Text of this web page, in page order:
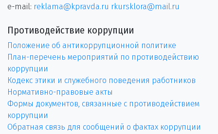
e-mail: reklama@kpravda.ru rkursklora@mail.ru
Противодействие коррупции
Положение об антикоррупционной политике
План-перечень мероприятий по противодействию
коррупции
Кодекс этики и служебного поведения работников
Нормативно-правовые акты
Формы документов, связанные с противодействием
коррупции
Обратная связь для сообщений о фактах коррупции